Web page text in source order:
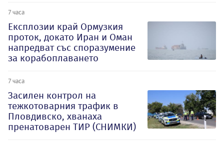
7 часа
Експлозии край Ормузкия
проток, докато Иран и Оман
напредват със споразумение
за корабоплаването
7 часа
Засилен контрол на
тежкотоварния трафик в
Пловдивско, хванаха
пренатоварен ТИР (СНИМКИ)